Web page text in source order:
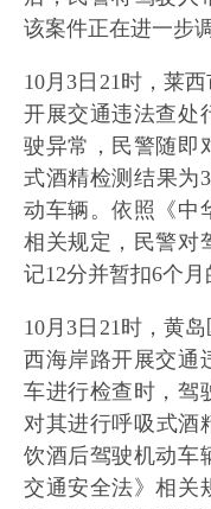
该案件正在进一步
10月3日21时，莱
开展交通违法查处
驶异常，民警随即
式酒精检测结果为
动车辆。依照《中
相关规定，民警对
记12分并暂扣6个月
10月3日21时，黄
西海岸路开展交通
车进行检查时，驾
对其进行呼吸式酒
饮酒后驾驶机动车
交通安全法》相关